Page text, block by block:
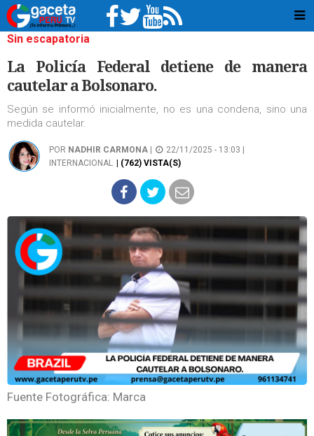
Sin escapatoria
La Policía Federal detiene de manera
cautelar a Bolsonaro.
Según se informó inicialmente, no es una condena, sino una
medida cautelar.
POR NADHIR CARMONA
22/11/2025 - 13:03 |
INTERNACIONAL
| (762) VISTA(S)
Fuente Fotográfica: Marca